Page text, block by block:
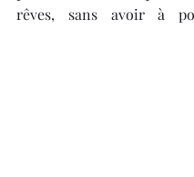
rêves, sans avoir à